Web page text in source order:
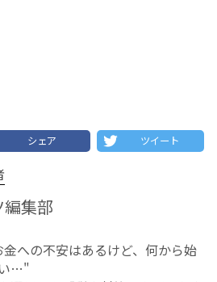
シェア ツイート
編集部
への不安はあるけど、何から始
…"